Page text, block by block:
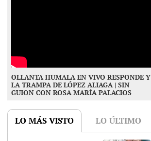
OLLANTA HUMALA EN VIVO RESPONDE Y
LA TRAMPA DE LÓPEZ ALIAGA | SIN
GUION CON ROSA MARÍA PALACIOS
LO MÁS VISTO LO ÚLTIMO